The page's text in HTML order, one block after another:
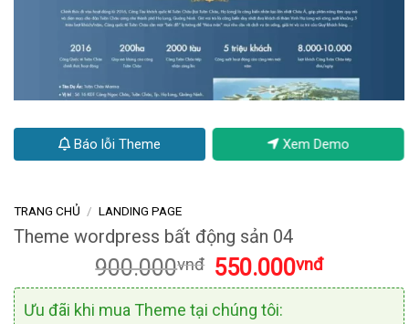
Báo lỗi Theme Xem Demo
TRANG CHỦ / LANDING PAGE
Theme wordpress bất động sản 04
900.000vnđ Giá
gốc
900.000vnđ.
550.000vnđGiá
Ưu đãi khi mua Theme tại chúng tôi: